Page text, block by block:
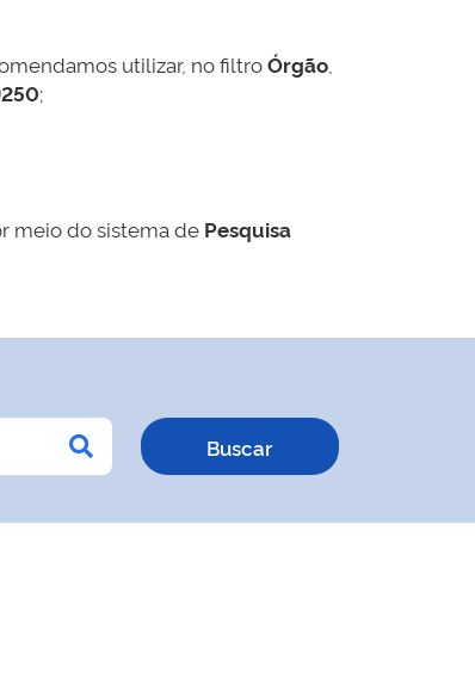
utilizar, no filtroÓrgão
;
meio do sistema de Pesquisa